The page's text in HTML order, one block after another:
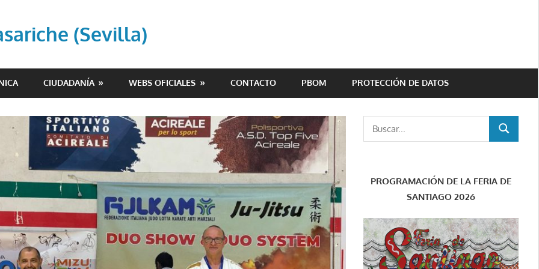
(Sevilla)
CIUDADANÍA WEBS OFICIALES CONTACTO PBOM PROTECCIÓN DE DATOS
BUSCAR
PROGRAMACIÓN DE LA FERIA DE
SANTIAGO 2026